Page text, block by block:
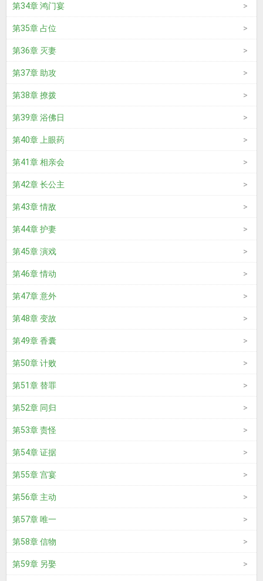
第34章 鸿门宴
第35章 占位
第36章 灭妻
第37章 助攻
第38章 撩拨
第39章 浴佛日
第40章 上眼药
第41章 相亲会
第42章 长公主
第43章 情敌
第44章 护妻
第45章 演戏
第46章 情动
第47章 意外
第48章 变故
第49章 香囊
第50章 计败
第51章 替罪
第52章 同归
第53章 责怪
第54章 证据
第55章 宫宴
第56章 主动
第57章 唯一
第58章 信物
第59章 另娶